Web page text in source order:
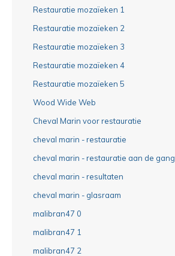
Restauratie mozaïeken 1
Restauratie mozaïeken 2
Restauratie mozaïeken 3
Restauratie mozaïeken 4
Restauratie mozaïeken 5
Wood Wide Web
Cheval Marin voor restauratie
cheval marin - restauratie
cheval marin - restauratie aan de gang
cheval marin - resultaten
cheval marin - glasraam
malibran47 0
malibran47 1
malibran47 2